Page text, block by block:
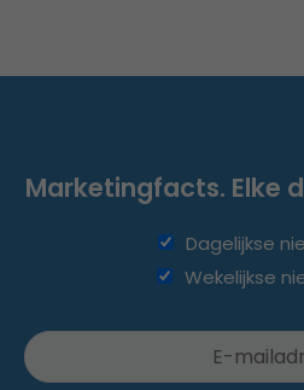
Marketingfacts. Elke
Dagelijkse
Wekelijkse